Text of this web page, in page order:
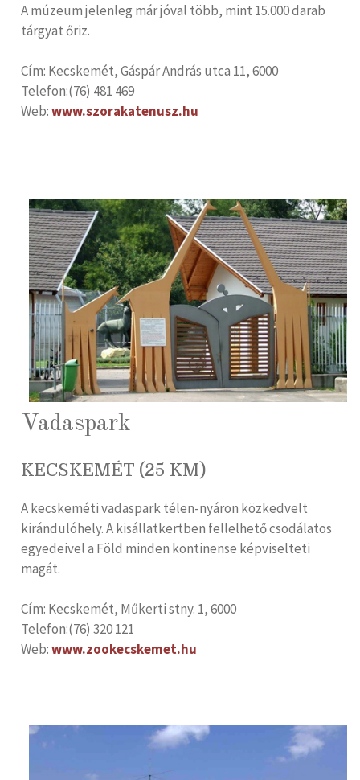
A múzeum jelenleg már jóval több, mint 15.000 darab
tárgyat őriz.
Cím: Kecskemét, Gáspár András utca 11, 6000
Telefon:(76) 481 469
Web:www.szorakatenusz.hu
Vadaspark
KECSKEMÉT (25 KM)
A kecskeméti vadaspark télen-nyáron közkedvelt
kirándulóhely. A kisállatkertben fellelhető csodálatos
egyedeivel a Föld minden kontinense képviselteti
magát.
Cím: Kecskemét, Műkerti stny. 1, 6000
Telefon:(76) 320 121
Web:www.zookecskemet.hu